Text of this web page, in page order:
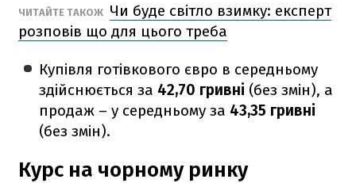
ЧИТАЙТЕ ТАКОЖ Чи буде світло взимку: експерт
розповів що для цього треба
Купівля готівкового євро в середньому
здійснюється за 42,70 гривні (без змін), а
продаж – у середньому за 43,35 гривні
(без змін).
Курс на чорному ринку